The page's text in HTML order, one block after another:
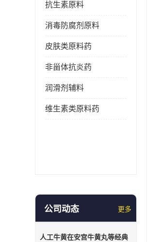
抗生素原料
消毒防腐剂原料
皮肤类原料药
非甾体抗炎药
润滑剂辅料
维生素类原料药
公司动态 更多
人工牛黄在安宫牛黄丸等经典